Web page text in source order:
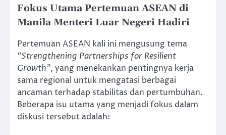
Fokus Utama Pertemuan ASEAN di
Manila Menteri Luar Negeri Hadiri
Pertemuan ASEAN kali ini mengusung tema
“Strengthening Partnerships for Resilient
Growth”, yang menekankan pentingnya kerja
sama regional untuk mengatasi berbagai
ancaman terhadap stabilitas dan pertumbuhan.
Beberapa isu utama yang menjadi fokus dalam
diskusi tersebut adalah: